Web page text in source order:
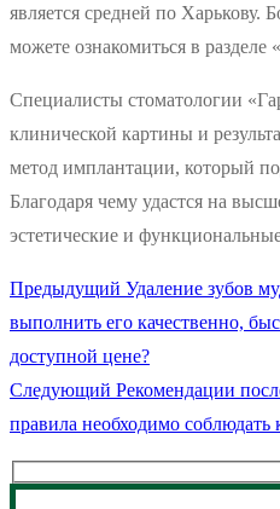
является средней по
можете ознакомиться в разделе
Специалисты стоматологии
клинической картины и
метод имплантации, который
Благодаря чему удастся на
эстетические и
Навигация
по
записям
Предыдущий Предыдущая
запись:
Удаление зубов
выполнить его качественно,
доступной цене?
Следующий Следующая
запись:
Рекомендации
правила необходимо